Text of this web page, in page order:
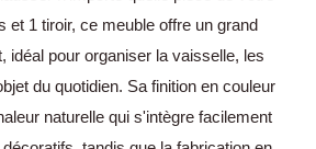
et 1 tiroir, ce meuble offre un grand
idéal pour organiser la vaisselle, les
du quotidien. Sa finition en couleur
naturelle qui s'intègre facilement